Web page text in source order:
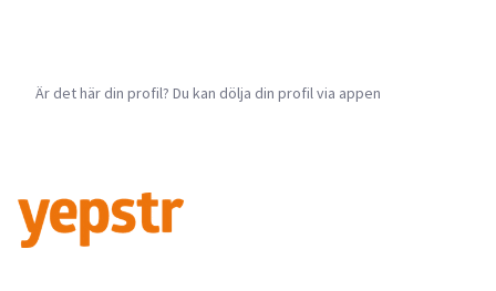
Är det här din profil? Du kan dölja din profil via appen